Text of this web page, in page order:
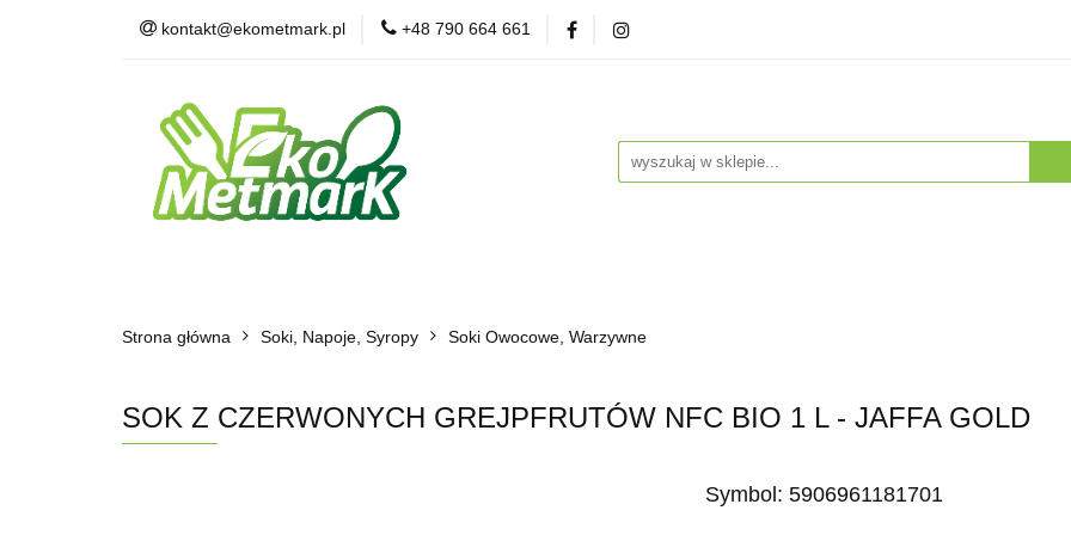
kontakt@ekometmark.pl +48 790 664 661
Dla Zwierząt BLOG POLECAMY BESTSELLERY
Żywność Ekologiczna Herbaty i Kawy
Witaminy i Suplementy
POLECAMY
Strona główna Soki, Napoje, Syropy Soki Owocowe, Warzywne
SOK Z CZERWONYCH GREJPFRUTÓW NFC BIO 1 L - JAFFA GOLD
Symbol: 5906961181701